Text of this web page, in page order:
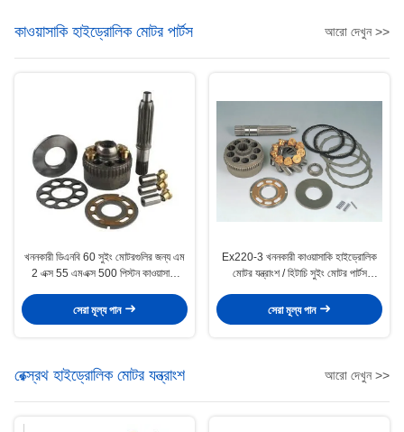
কাওয়াসাকি হাইড্রোলিক মোটর পার্টস আরো দেখুন >>
খননকারী ডিএনবি 60 সুইং মোটরগুলির জন্য এম
2 এক্স 55 এমএক্স 500 পিস্টন কাওয়াসাকি
সেরা মূল্য পান
Ex220-3 খননকারী কাওয়াসাকি হাইড্রোলিক
মোটর যন্ত্রাংশ / হিটাচি সুইং মোটর পার্টস
সেরা মূল্য পান
রেক্স্রথ হাইড্রোলিক মোটর যন্ত্রাংশ আরো দেখুন >>